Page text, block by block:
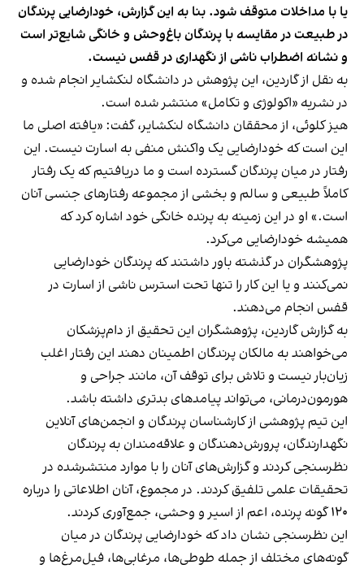
یا با مداخلات متوقف شود. بنا به این گزارش، خودارضایی پرندگان
در طبیعت در مقایسه با پرندگان باغ‌وحش و خانگی شایع‌تر است
و نشانه اضطراب ناشی از نگهداری در قفس نیست.
به نقل از گاردین، این پژوهش در دانشگاه لنکشایر انجام شده و
در نشریه «اکولوژی و تکامل» منتشر شده است.
هیز کلوئی، از محققان دانشگاه لنکشایر، گفت: «یافته اصلی ما
این است که خودارضایی یک واکنش منفی به اسارت نیست. این
رفتار در میان پرندگان گسترده است و ما دریافتیم که یک رفتار
کاملاً طبیعی و سالم و بخشی از مجموعه رفتارهای جنسی آنان
است.» او در این زمینه به پرنده خانگی خود اشاره کرد که
همیشه خودارضایی می‌کرد.
پژوهشگران در گذشته باور داشتند که پرندگان خودارضایی
نمی‌کنند و یا این کار را تنها تحت استرس ناشی از اسارت در
قفس انجام می‌دهند.
به گزارش گاردین، پژوهشگران این تحقیق از دام‌پزشکان
می‌خواهند به مالکان پرندگان اطمینان دهند این رفتار اغلب
زیان‌بار نیست و تلاش برای توقف آن، مانند جراحی و
هورمون‌درمانی، می‌تواند پیامدهای بدتری داشته باشد.
این تیم پژوهشی از کارشناسان پرندگان و انجمن‌های آنلاین
نگهدارندگان، پرورش‌دهندگان و علاقه‌مندان به پرندگان
نظرسنجی کردند و گزارش‌های آنان را با موارد منتشرشده در
تحقیقات علمی تلفیق کردند. در مجموع، آنان اطلاعاتی را درباره
۱۲۰ گونه پرنده، اعم از اسیر و وحشی، جمع‌آوری کردند.
این نظرسنجی نشان داد که خودارضایی پرندگان در میان
گونه‌های مختلف از جمله طوطی‌ها، مرغابی‌ها، فیل‌مرغ‌ها و